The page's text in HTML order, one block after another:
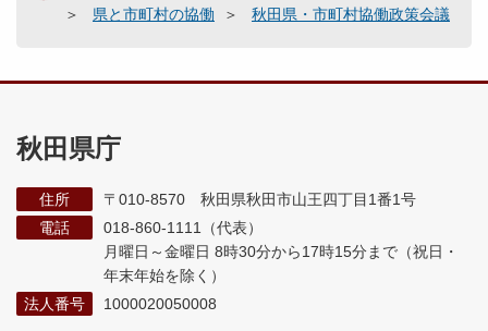
県と市町村の協働
秋田県・市町村協働政策会議
秋田県庁
住所
〒010-8570 秋田県秋田市山王四丁目1番1号
電話
018-860-1111（代表）
月曜日～金曜日 8時30分から17時15分まで （祝日・
年末年始を除く）
法人番号
1000020050008